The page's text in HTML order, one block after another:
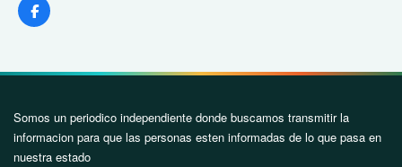
Somos un periodico independiente donde buscamos transmitir la
informacion para que las personas esten informadas de lo que pasa en
nuestra estado